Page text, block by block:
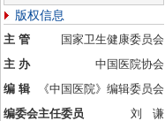
版权信息
主 管
国家卫生健康委员会
主 办
中国医院协会
编 辑
《中国医院》编辑委员会
编委会主任委员
刘 谦